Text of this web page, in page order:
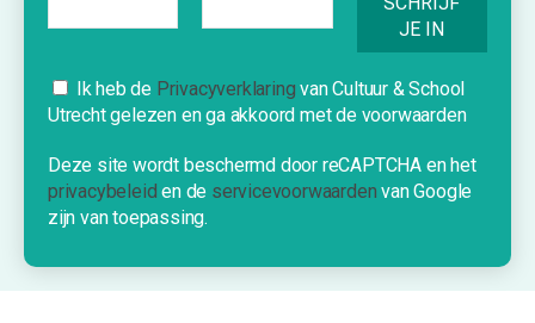
Over Cultuur & School Utrecht
Nieuwe school?
Cookies
Deze website gebruikt cookies om je
OK!
Ik heb de Privacyverklaring van Cultuur & School
Utrecht gelezen en ga akkoord met de voorwaarden
Deze site wordt beschermd door reCAPTCHA en het
privacybeleid en de servicevoorwaarden van Google
zijn van toepassing.